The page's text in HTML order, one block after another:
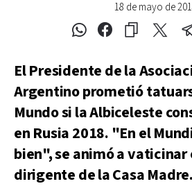
18 de mayo de
El Presidente de la
Argentino prometió
Mundo si la Albiceleste
en Rusia 2018. "En el
bien", se animó a
dirigente de la Casa Madre.